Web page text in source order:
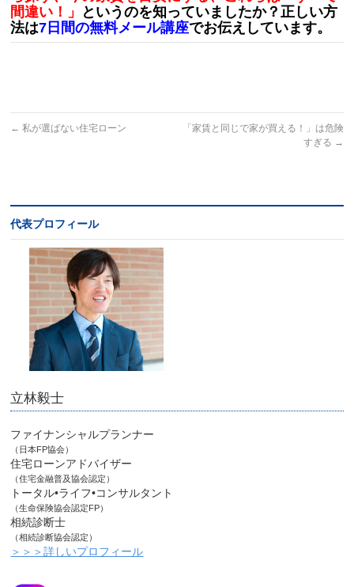
間違い！」
というのを知っていましたか？正しい方
法は7日間の無料メール講座でお伝えしています。
← 私が選ばない住宅ローン
「家賃と同じで家が買える！」は危険
すぎる →
代表プロフィール
立林毅士
ファイナンシャルプランナー
（日本FP協会）
住宅ローンアドバイザー
（住宅金融普及協会認定）
トータル•ライフ•コンサルタント
（生命保険協会認定FP）
相続診断士
（相続診断協会認定）
＞＞＞詳しいプロフィール